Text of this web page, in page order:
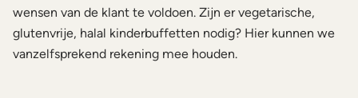
wensen van de klant te voldoen. Zijn er vegetarische,
glutenvrije, halal kinderbuffetten nodig? Hier kunnen we
vanzelfsprekend rekening mee houden.